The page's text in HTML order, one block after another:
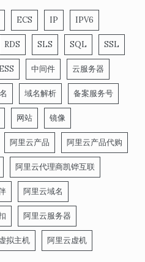
ECS IP IPV6
RDS SLS SQL SSL
中间件 云服务器
域名解析 备案服务号
网站 镜像
阿里云产品 阿里云产品代购
阿里云代理商凯铧互联
阿里云域名
阿里云服务器
拟主机 阿里云虚机